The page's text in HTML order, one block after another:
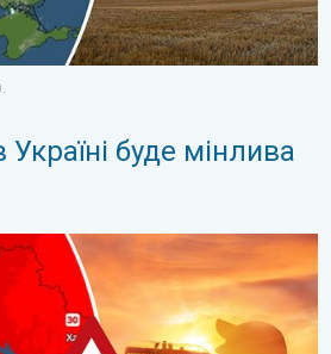
буде мінлива
Погода на вихідних. . .